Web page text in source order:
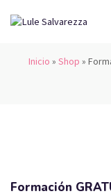
Inicio » Shop »
Formación